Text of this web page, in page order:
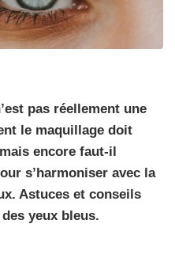
pas réellement une
le maquillage doit
encore faut-il
s’harmoniser avec la
Astuces et conseils
yeux bleus.